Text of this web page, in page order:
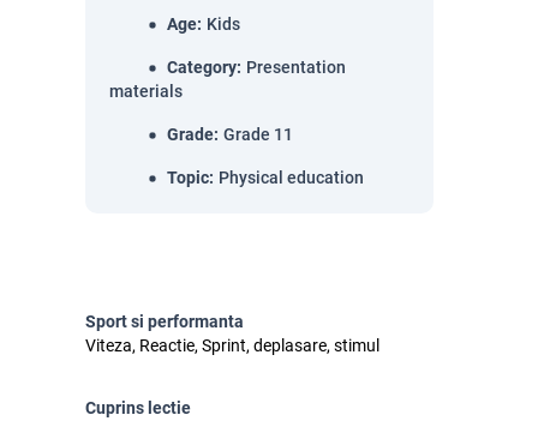
Age: Kids
Category: Presentation
materials
Grade: Grade 11
Topic: Physical education
Sport si performanta
Viteza, Reactie, Sprint, deplasare, stimul
Cuprins lectie